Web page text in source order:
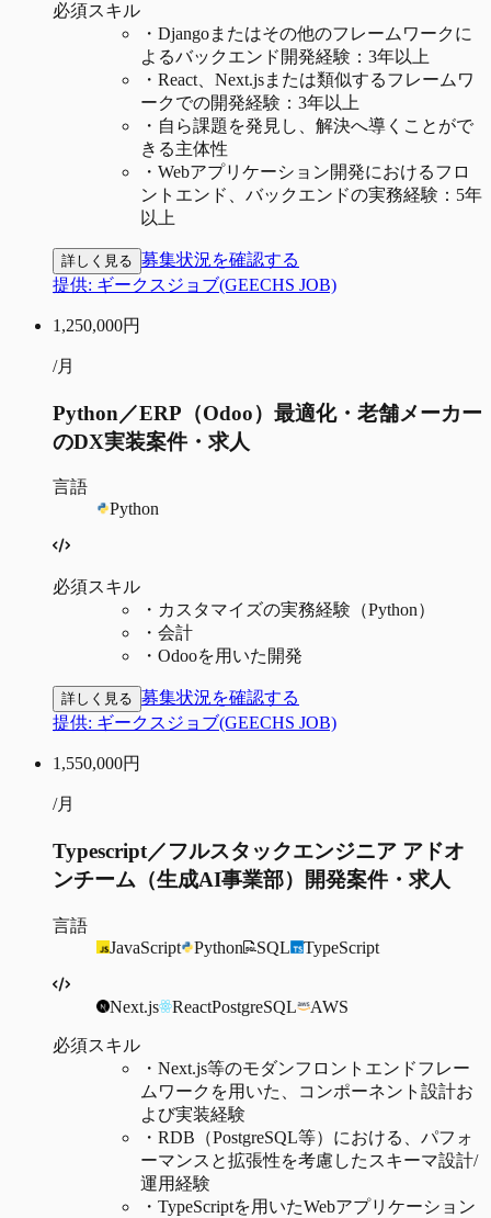
必須スキル
・ Djangoまたはその他のフレームワークに
よるバックエンド開発経験：3年以上
・ React、Next.jsまたは類似するフレームワ
ークでの開発経験：3年以上
・ 自ら課題を発見し、解決へ導くことがで
きる主体性
・ Webアプリケーション開発におけるフロ
ントエンド、バックエンドの実務経験：5年
以上
詳しく見る 募集状況を確認する
提供: ギークスジョブ(GEECHS JOB)
1,250,000円
/月
Python／ERP（Odoo）最適化・老舗メーカー
のDX実装案件・求人
言語
Python
必須スキル
・ カスタマイズの実務経験（Python）
・ 会計
・ Odooを用いた開発
詳しく見る 募集状況を確認する
提供: ギークスジョブ(GEECHS JOB)
1,550,000円
/月
Typescript／フルスタックエンジニア アドオ
ンチーム（生成AI事業部）開発案件・求人
言語
JavaScript
Python SQL TypeScript
Next.js ReactPostgreSQL AWS
必須スキル
・ Next.js等のモダンフロントエンドフレー
ムワークを用いた、コンポーネント設計お
よび実装経験
・ RDB（PostgreSQL等）における、パフォ
ーマンスと拡張性を考慮したスキーマ設計/
運用経験
・ TypeScriptを用いたWebアプリケーション